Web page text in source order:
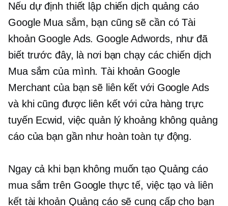
Nếu dự định thiết lập chiến dịch quảng cáo
Google Mua sắm, bạn cũng sẽ cần có Tài
khoản Google Ads. Google Adwords, như đã
biết trước đây, là nơi bạn chạy các chiến dịch
Mua sắm của mình. Tài khoản Google
Merchant của bạn sẽ liên kết với Google Ads
và khi cũng được liên kết với cửa hàng trực
tuyến Ecwid, việc quản lý khoảng không quảng
cáo của bạn gần như hoàn toàn tự động.
Ngay cả khi bạn không muốn tạo Quảng cáo
mua sắm trên Google thực tế, việc tạo và liên
kết tài khoản Quảng cáo sẽ cung cấp cho bạn